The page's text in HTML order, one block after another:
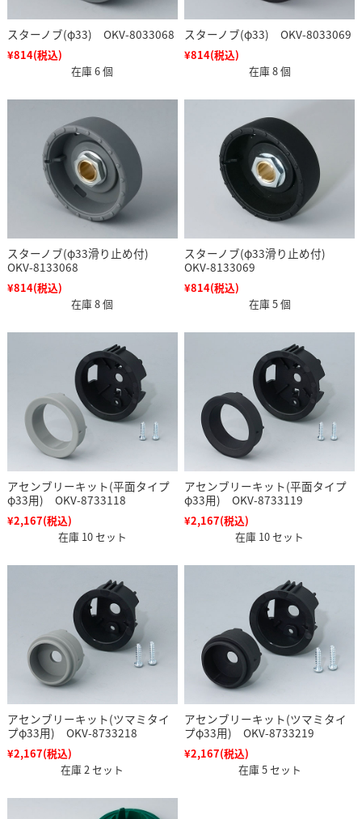
スターノブ(φ33) OKV-8033068
¥814(税込)
在庫 6 個
スターノブ(φ33) OKV-8033069
¥814(税込)
在庫 8 個
スターノブ(φ33滑り止め付)
OKV-8133068
¥814(税込)
在庫 8 個
スターノブ(φ33滑り止め付)
OKV-8133069
¥814(税込)
在庫 5 個
アセンブリーキット(平面タイプ
φ33用) OKV-8733118
¥2,167(税込)
在庫 10 セット
アセンブリーキット(平面タイプ
φ33用) OKV-8733119
¥2,167(税込)
在庫 10 セット
アセンブリーキット(ツマミタイ
プφ33用) OKV-8733218
¥2,167(税込)
在庫 2 セット
アセンブリーキット(ツマミタイ
プφ33用) OKV-8733219
¥2,167(税込)
在庫 5 セット